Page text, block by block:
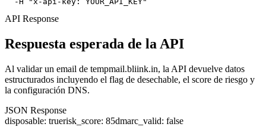
API Response
Respuesta esperada de la API
Al validar un email de tempmail.bliink.in, la API devuelve datos
estructurados incluyendo el flag de desechable, el score de riesgo y
la configuración DNS.
JSON Response
disposable: truerisk_score: 85dmarc_valid: false